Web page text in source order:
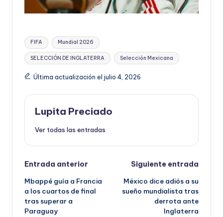
Etiquetas:
FIFA Mundial 2026
SELECCIÓN DE INGLATERRA Selección Mexicana
Última actualización el julio 4, 2026
Lupita Preciado
Ver todas las entradas
Navegación
de
entradas
Entrada anterior
Mbappé guía a Francia
a los cuartos de final
tras superar a
Paraguay
Siguiente entrada
México dice adiós a su
sueño mundialista tras
derrota ante
Inglaterra